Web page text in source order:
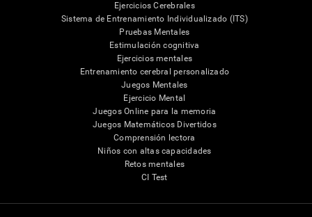
Ejercicios Cerebrales
Sistema de Entrenamiento Individualizado (ITS)
Pruebas Mentales
Estimulación cognitiva
Ejercicios mentales
Entrenamiento cerebral personalizado
Juegos Mentales
Ejercicio Mental
Juegos Online para la memoria
Juegos Matemáticos Divertidos
Comprensión lectora
Niños con altas capacidades
Retos mentales
CI Test